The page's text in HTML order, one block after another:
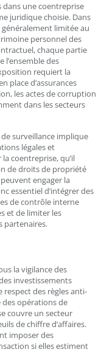
dans une coentreprise
juridique choisie. Dans
limitée au
personnel des
chaque partie
des
requiert la
place d’assurances
les actes de corruption
dans les secteurs
surveillance implique
légales et
coentreprise, qu’il
de droits de propriété
engager la
essentiel d’intégrer des
de contrôle interne
et de limiter les
partenaires.
la vigilance des
investissements
des règles anti-
opérations de
couvre un secteur
de chiffre d’affaires.
imposer des
si elles estiment